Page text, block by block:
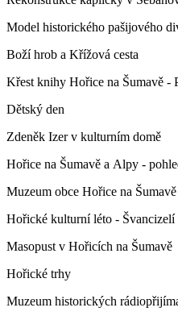
Model historického pašijového
Boží hrob a Křížová cesta
Křest knihy Hořice na Šumavě -
Dětský den
Zdeněk Izer v kulturním domě
Hořice na Šumavě a Alpy -
Muzeum obce Hořice na Šumavě
Hořické kulturní léto - Švancizelí
Masopust v Hořicích na Šumavě
Hořické trhy
Muzeum historických